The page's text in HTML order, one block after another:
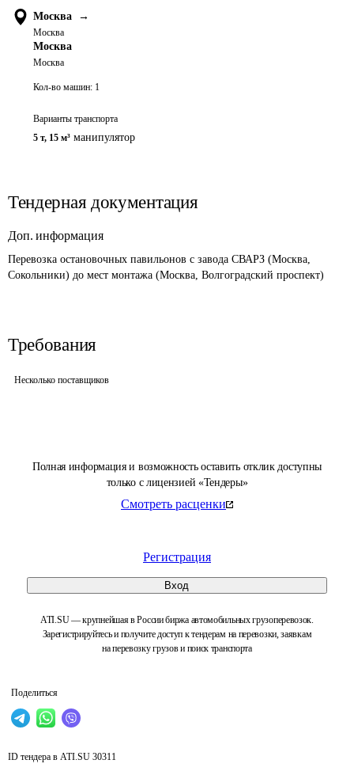
Полная информация и возможность оставить отклик доступны
только с лицензией «Тендеры»
Смотреть расценки
Регистрация
Вход
ATI.SU — крупнейшая в России биржа автомобильных грузоперевозок.
Зарегистрируйтесь и получите доступ к тендерам на перевозки, заявкам
на перевозку грузов и поиск транспорта
Поделиться
Москва →
Москва
Москва
Москва
Кол-во машин: 1
Варианты транспорта
5 т, 15 м³ манипулятор
Тендерная документация
Доп. информация
Перевозка остановочных павильонов с завода СВАРЗ (Москва,
Сокольники) до мест монтажа (Москва, Волгоградский проспект)
Требования
Несколько поставщиков
ID тендера в ATI.SU 30311